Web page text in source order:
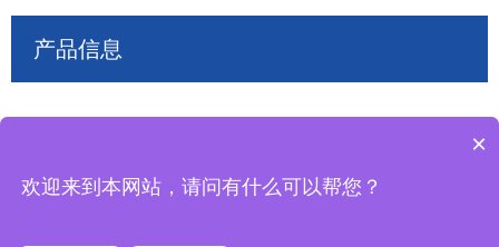
产品信息
×
欢迎来到本网站，请问有什么可以帮您？